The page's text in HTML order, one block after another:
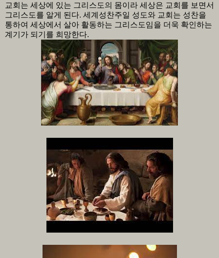
교회는 세상에 있는 그리스도의 몸이라 세상은 교회를 보면서
그리스도를 알게 된다. 세계성찬주일 성도와 교회는 성찬을
통하여 세상에서 살아 활동하는 그리스도임을 더욱 확인하는
계기가 되기를 희망한다.